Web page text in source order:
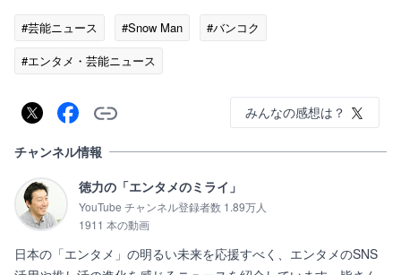
#芸能ニュース #Snow Man
#バンコク
#エンタメ・芸能ニュース
みんなの感想は？
チャンネル情報
徳力の「エンタメのミライ」
YouTube チャンネル登録者数 1.89万人
1911 本の動画
日本の「エンタメ」の明るい未来を応援すべく、エンタメのSNS